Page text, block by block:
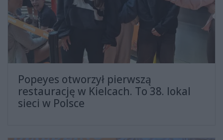
Popeyes otworzył pierwszą
restaurację w Kielcach. To 38. lokal
sieci w Polsce